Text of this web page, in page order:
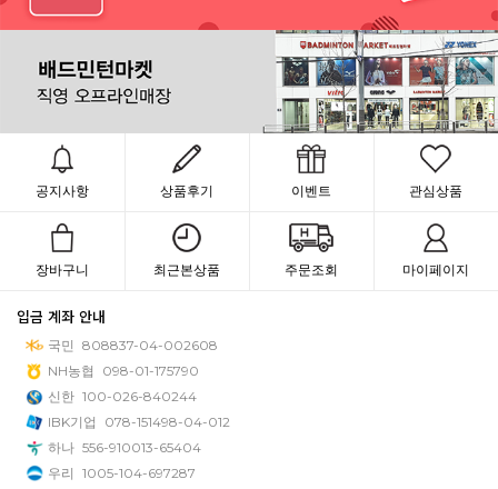
공지사항 상품후기 이벤트 관심상품
장바구니 최근본상품 주문조회 마이페이지
입금 계좌 안내
국민 808837-04-002608
NH농협
098-01-175790
신한 100-026-840244
IBK기업
078-151498-04-012
하나 556-910013-65404
우리 1005-104-697287